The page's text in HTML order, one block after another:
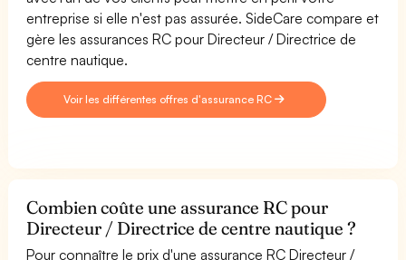
entreprise si elle n'est pas assurée. SideCare compare et
gère les assurances RC pour Directeur / Directrice de
centre nautique.
Voir les différentes offres d'assurance RC
Combien coûte une assurance RC pour
Directeur / Directrice de centre nautique ?
Pour connaître le prix d'une assurance RC Directeur /